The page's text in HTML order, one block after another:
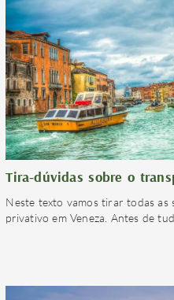
Tira-dúvidas sobre o
Neste texto vamos tirar todas
privativo em Veneza. Antes de